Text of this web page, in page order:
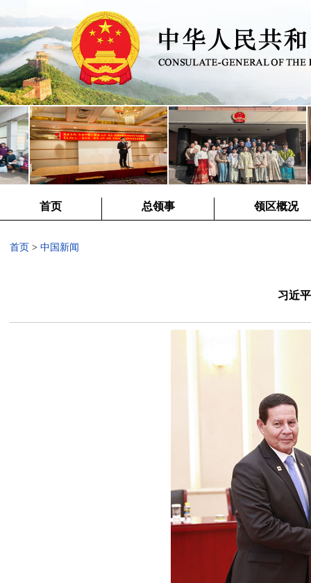
首页 总领事 领区概况
首页 > 中国新闻
习近